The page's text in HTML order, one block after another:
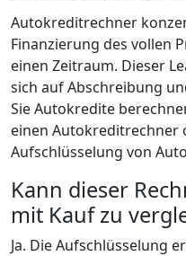
Autokreditrechner
Finanzierung des vollen
einen Zeitraum. Dieser
sich auf Abschreibung
Sie Autokredite
einen Autokreditrechner
Aufschlüsselung von
Kann dieser
mit Kauf zu
Ja. Die Aufschlüsselung